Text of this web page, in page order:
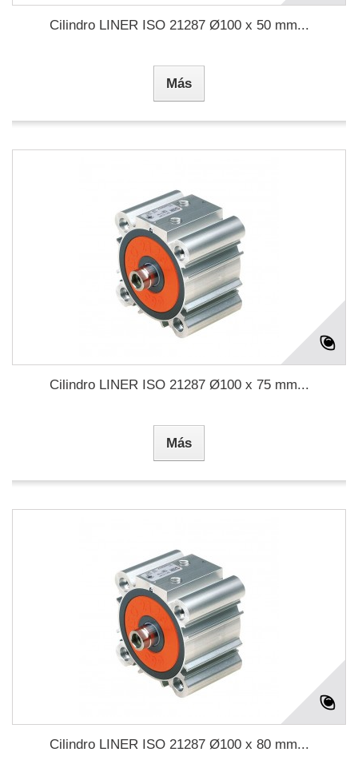
Cilindro LINER ISO 21287 Ø100 x 50 mm...
Más
Cilindro LINER ISO 21287 Ø100 x 75 mm...
Más
Cilindro LINER ISO 21287 Ø100 x 80 mm...